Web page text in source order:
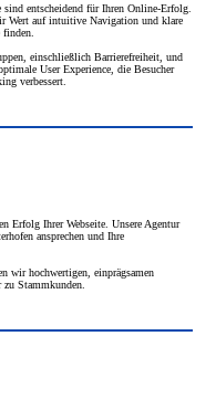
entscheidend für Ihren Online-Erfolg.
Wert auf intuitive Navigation und klare
einschließlich Barrierefreiheit, und
User Experience, die Besucher
verbessert.
Erfolg Ihrer Webseite. Unsere Agentur
ansprechen und Ihre
wir hochwertigen, einprägsamen
Stammkunden.